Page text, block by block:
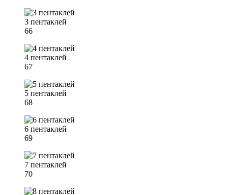
3 пентаклей
66
4 пентаклей
67
5 пентаклей
68
6 пентаклей
69
7 пентаклей
70